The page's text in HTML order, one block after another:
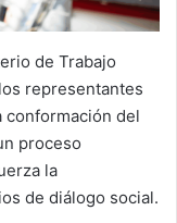
de Trabajo
representantes
conformación del
proceso
la
de diálogo social.